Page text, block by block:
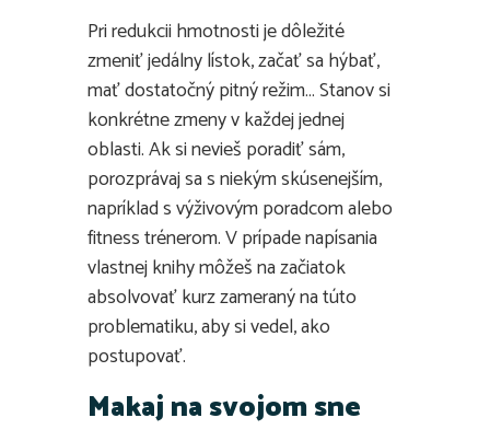
Pri redukcii hmotnosti je dôležité
zmeniť jedálny lístok, začať sa hýbať,
mať dostatočný pitný režim… Stanov si
konkrétne zmeny v každej jednej
oblasti. Ak si nevieš poradiť sám,
porozprávaj sa s niekým skúsenejším,
napríklad s výživovým poradcom alebo
fitness trénerom. V prípade napísania
vlastnej knihy môžeš na začiatok
absolvovať kurz zameraný na túto
problematiku, aby si vedel, ako
postupovať.
Makaj na svojom sne